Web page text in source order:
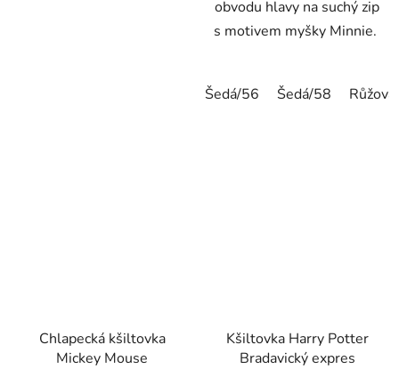
obvodu hlavy na suchý zip
s motivem myšky Minnie.
Šedá/56 Šedá/58
Chlapecká kšiltovka
Mickey Mouse
Kšiltovka Harry Potter
Bradavický expres